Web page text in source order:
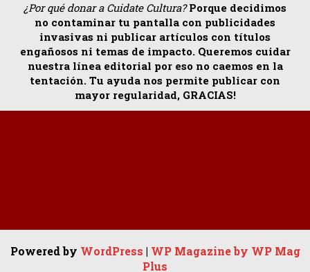
¿Por qué donar a Cuidate Cultura?Porque decidimos
no contaminar tu pantalla con publicidades
invasivas ni publicar artículos con títulos
engañosos ni temas de impacto. Queremos cuidar
nuestra línea editorial por eso no caemos en la
tentación. Tu ayuda nos permite publicar con
mayor regularidad, GRACIAS!
Powered by WordPress | WP Magazine by WP Mag
Plus